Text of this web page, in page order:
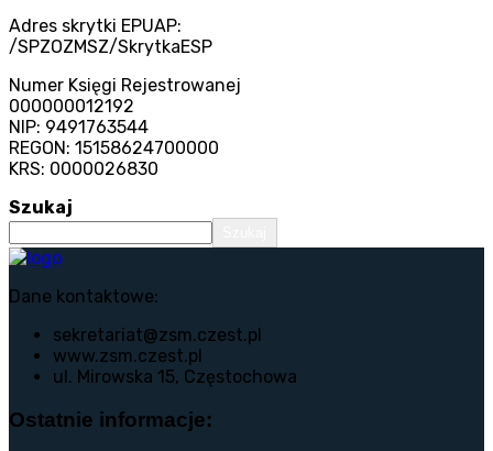
Adres skrytki EPUAP:
/SPZOZMSZ/SkrytkaESP
Numer Księgi Rejestrowanej
000000012192
NIP: 9491763544
REGON: 15158624700000
KRS: 0000026830
Szukaj
Dane kontaktowe:
sekretariat@zsm.czest.pl
www.zsm.czest.pl
ul. Mirowska 15, Częstochowa
Ostatnie informacje: